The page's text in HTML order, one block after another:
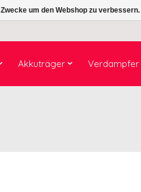
Akkuträger Verdampfer
um den Webshop zu